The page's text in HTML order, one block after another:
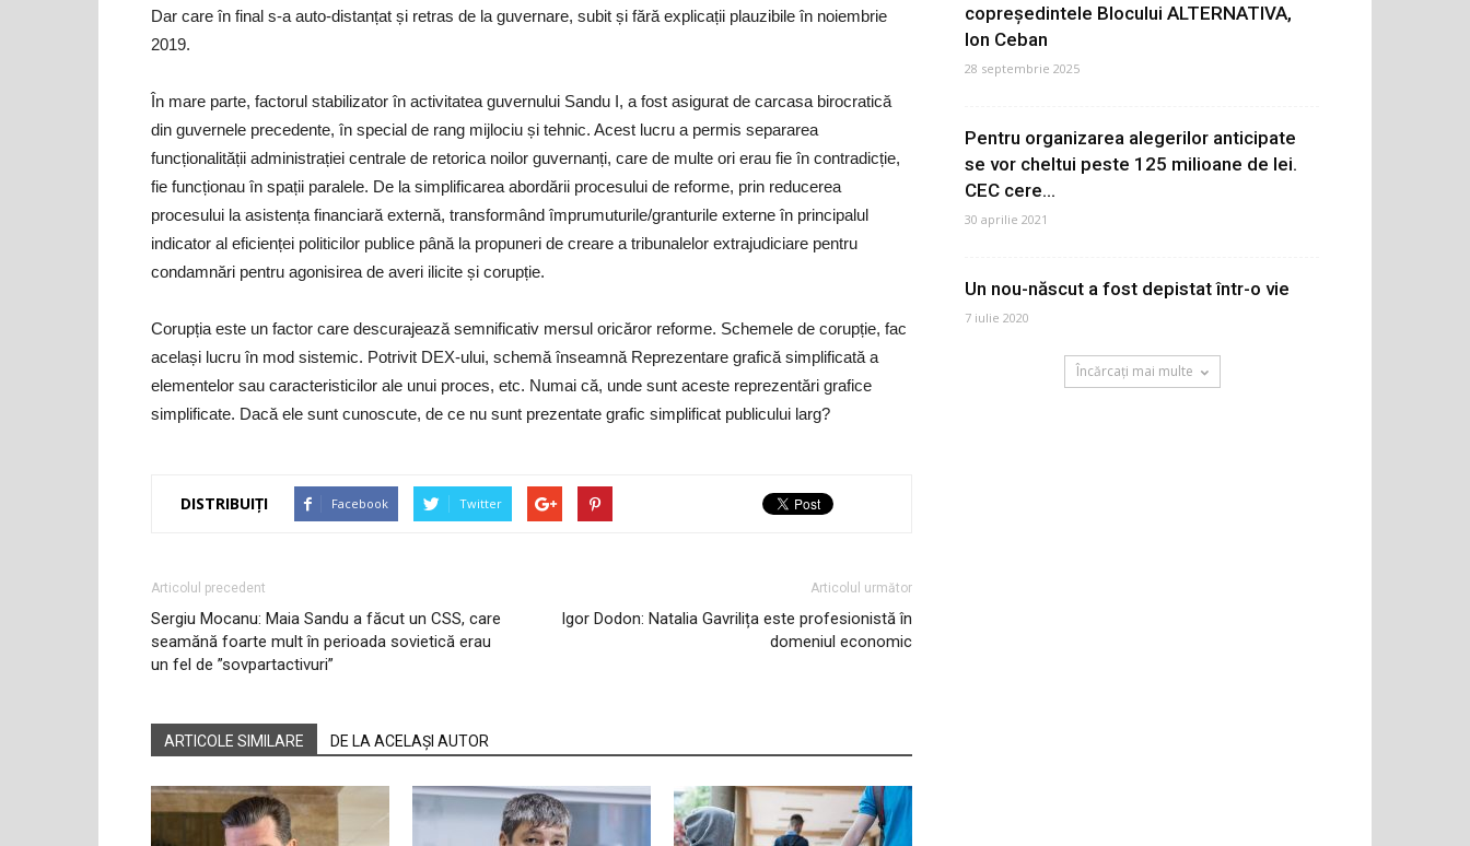
Dar care în final s-a auto-distanțat și retras de la guvernare, subit și fără explicații plauzibile în noiembrie
2019.
În mare parte, factorul stabilizator în activitatea guvernului Sandu I, a fost asigurat de carcasa birocratică
din guvernele precedente, în special de rang mijlociu și tehnic. Acest lucru a permis separarea
funcționalității administrației centrale de retorica noilor guvernanți, care de multe ori erau fie în contradicție,
fie funcționau în spații paralele. De la simplificarea abordării procesului de reforme, prin reducerea
procesului la asistența financiară externă, transformând împrumuturile/granturile externe în principalul
indicator al eficienței politicilor publice până la propuneri de creare a tribunalelor extrajudiciare pentru
condamnări pentru agonisirea de averi ilicite și corupție.
Corupția este un factor care descurajează semnificativ mersul oricăror reforme. Schemele de corupție, fac
același lucru în mod sistemic. Potrivit DEX-ului, schemă înseamnă Reprezentare grafică simplificată a
elementelor sau caracteristicilor ale unui proces, etc. Numai că, unde sunt aceste reprezentări grafice
simplificate. Dacă ele sunt cunoscute, de ce nu sunt prezentate grafic simplificat publicului larg?
DISTRIBUIȚI Facebook Twitter
Articolul precedent
Sergiu Mocanu: Maia Sandu a făcut un CSS, care
seamănă foarte mult în perioada sovietică erau
un fel de ”sovpartactivuri”
Articolul următor
Igor Dodon: Natalia Gavrilița este profesionistă în
domeniul economic
ARTICOLE SIMILARE DE LA ACELAȘI AUTOR
copreședintele Blocului ALTERNATIVA,
Ion Ceban
28 septembrie 2025
Pentru organizarea alegerilor anticipate
se vor cheltui peste 125 milioane de lei.
CEC cere...
30 aprilie 2021
Un nou-născut a fost depistat într-o vie
7 iulie 2020
Încărcați mai multe